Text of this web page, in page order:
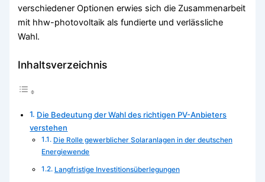
verschiedener Optionen erwies sich die Zusammenarbeit
mit hhw-photovoltaik als fundierte und verlässliche
Wahl.
Inhaltsverzeichnis
Die Bedeutung der Wahl des richtigen PV-Anbieters
verstehen
Die Rolle gewerblicher Solaranlagen in der deutschen
Energiewende
Langfristige Investitionsüberlegungen